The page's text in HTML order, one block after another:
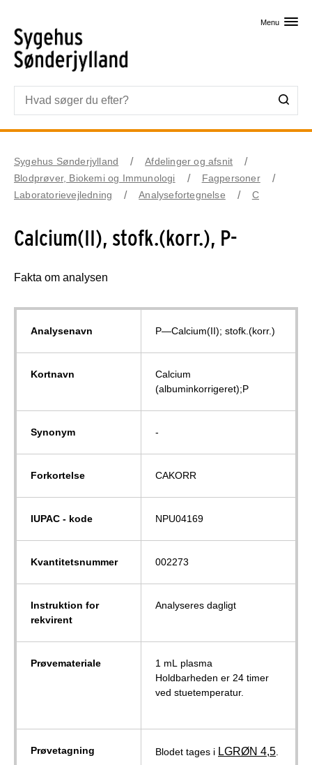
Menu
Sygehus Sønderjylland
Afdelinger og afsnit
Blodprøver, Biokemi og Immunologi
Fagpersoner
Laboratorievejledning
Analysefortegnelse C
Calcium(II), stofk.(korr.), P-
Fakta om analysen
Analysenavn P—Calcium(II); stofk.(korr.)
Kortnavn
Calcium
(albuminkorrigeret);P
Synonym -
Forkortelse CAKORR
IUPAC - kode NPU04169
Kvantitetsnummer 002273
Instruktion for
rekvirent
Analyseres dagligt
Prøvemateriale
1 mL plasma
Holdbarheden er 24 timer
ved stuetemperatur.
Prøvetagning Blodet tages i LGRØN 4,5